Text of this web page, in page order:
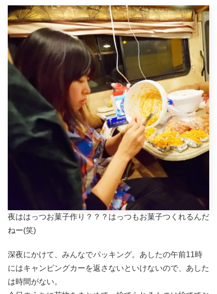
夜ははっつお菓子作り？？？はっつもお菓子つくれるんだ
ねー(笑)
深夜にかけて、みんなでパッキング。あしたの午前11時
にはキャンピングカーを返さないといけないので、あした
は時間がない。